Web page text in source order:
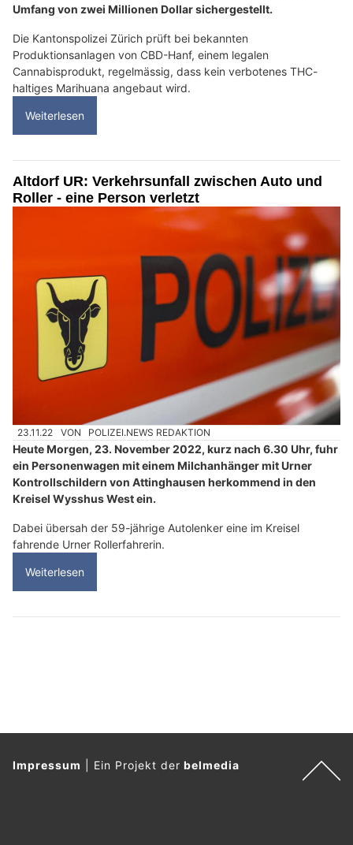
Umfang von zwei Millionen Dollar sichergestellt.
Die Kantonspolizei Zürich prüft bei bekannten
Produktionsanlagen von CBD-Hanf, einem legalen
Cannabisprodukt, regelmässig, dass kein verbotenes THC-
haltiges Marihuana angebaut wird.
Weiterlesen
Altdorf UR: Verkehrsunfall zwischen Auto und
Roller - eine Person verletzt
23.11.22 VON POLIZEI.NEWS REDAKTION
Heute Morgen, 23. November 2022, kurz nach 6.30 Uhr, fuhr
ein Personenwagen mit einem Milchanhänger mit Urner
Kontrollschildern von Attinghausen herkommend in den
Kreisel Wysshus West ein.
Dabei übersah der 59-jährige Autolenker eine im Kreisel
fahrende Urner Rollerfahrerin.
Weiterlesen
Impressum Ein Projekt derbelmedia